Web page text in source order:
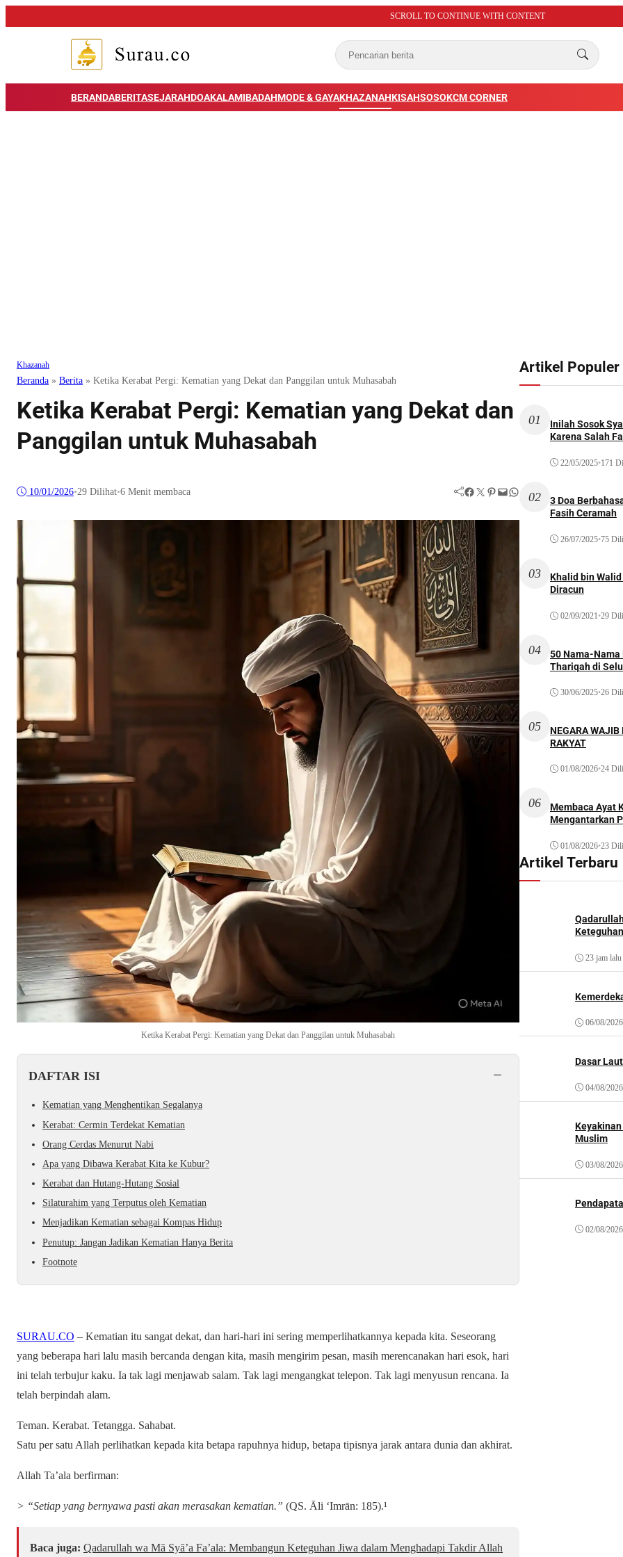
SCROLL TO CONTINUE WITH CONTENT
BERANDABERITASEJARAHDOAKALAMIBADAHMODE & GAYAKHAZANAHKISAHSOSOKCM CORNER
Khazanah
Beranda » Berita » Ketika Kerabat Pergi: Kematian yang Dekat dan Panggilan untuk Muhasabah
Ketika Kerabat Pergi: Kematian yang Dekat dan
Panggilan untuk Muhasabah
10/01/2026•29 Dilihat•6 Menit membaca Facebook Twitter Pinterest Mail WhatsApp
Ketika Kerabat Pergi: Kematian yang Dekat dan Panggilan untuk Muhasabah
DAFTAR ISI −
Kematian yang Menghentikan Segalanya
Kerabat: Cermin Terdekat Kematian
Orang Cerdas Menurut Nabi
Apa yang Dibawa Kerabat Kita ke Kubur?
Kerabat dan Hutang-Hutang Sosial
Silaturahim yang Terputus oleh Kematian
Menjadikan Kematian sebagai Kompas Hidup
Penutup: Jangan Jadikan Kematian Hanya Berita
Footnote
SURAU.CO – Kematian itu sangat dekat, dan hari-hari ini sering memperlihatkannya kepada kita. Seseorang
yang beberapa hari lalu masih bercanda dengan kita, masih mengirim pesan, masih merencanakan hari esok, hari
ini telah terbujur kaku. Ia tak lagi menjawab salam. Tak lagi mengangkat telepon. Tak lagi menyusun rencana. Ia
telah berpindah alam.
Teman. Kerabat. Tetangga. Sahabat.
Satu per satu Allah perlihatkan kepada kita betapa rapuhnya hidup, betapa tipisnya jarak antara dunia dan akhirat.
Allah Ta’ala berfirman:
> “Setiap yang bernyawa pasti akan merasakan kematian.” (QS. Āli ‘Imrān: 185).¹
Baca juga: Qadarullah wa Mā Syā’a Fa’ala: Membangun Keteguhan Jiwa dalam Menghadapi Takdir Allah
Artikel Populer
01
Inilah Sosok
Karena Salah
22/05/2025•171
02
3 Doa
Fasih Ceramah
26/07/2025•75
03
Khalid bin
Diracun
02/09/2021•29
04
50 Nama-Nama
Thariqah di
30/06/2025•26
05
NEGARA
RAKYAT
01/08/2026•24
06
Membaca Ayat
Mengantarkan
01/08/2026•23
Artikel Terbaru
23 jam lalu
06/08/2026
Dasar Laut
04/08/2026
Muslim
03/08/2026
02/08/2026